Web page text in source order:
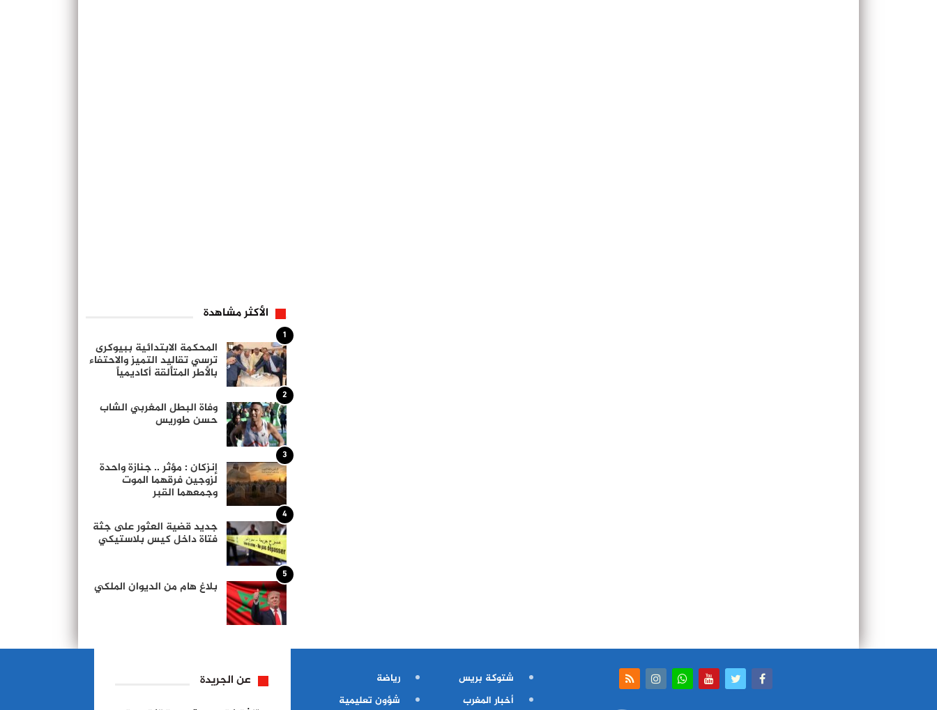
الأكثر مشاهدة
1
المحكمة الابتدائية ببيوكرى
ترسي تقاليد التميز والاحتفاء
بالأطر المتألقة أكاديمياً
2
وفاة البطل المغربي الشاب
حسن طوريس
3
إنزكان : مؤثر .. جنازة واحدة
لزوجين فرقهما الموت
وجمعهما القبر
4
جديد قضية العثور على جثة
فتاة داخل كيس بلاستيكي
5
بلاغ هام من الديوان الملكي
شتوكة بريس
أخبار المغرب
رياضة
شؤون تعليمية
عن الجريدة